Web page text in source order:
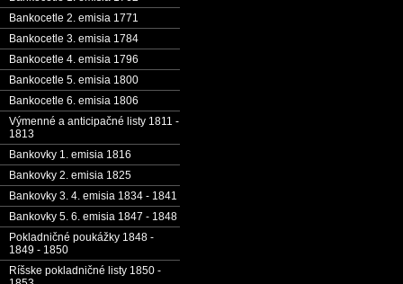
Bankocetle 2. emisia 1771
Bankocetle 3. emisia 1784
Bankocetle 4. emisia 1796
Bankocetle 5. emisia 1800
Bankocetle 6. emisia 1806
Výmenné a anticipačné listy 1811 -
1813
Bankovky 1. emisia 1816
Bankovky 2. emisia 1825
Bankovky 3. 4. emisia 1834 - 1841
Bankovky 5. 6. emisia 1847 - 1848
Pokladničné poukážky 1848 -
1849 - 1850
Ríšske pokladničné listy 1850 -